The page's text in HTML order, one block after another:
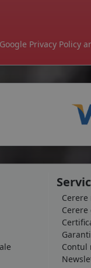
Privacy Policy
Contul